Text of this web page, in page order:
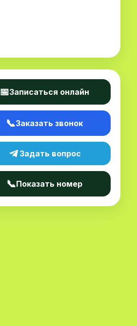
📅Записаться онлайн
📞Заказать звонок
Задать вопрос
📞Показать номер